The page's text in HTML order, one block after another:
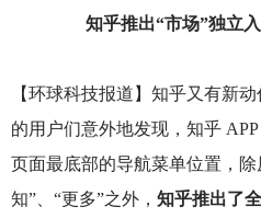
知乎推出“市场”独立
【环球科技报道】知乎又有新
的用户们意外地发现，知乎
页面最底部的导航菜单位置，除
知”、“更多”之外， 知乎推出了